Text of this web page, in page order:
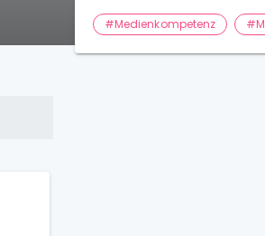
#Medienkompetenz